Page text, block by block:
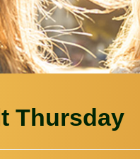
Thursday